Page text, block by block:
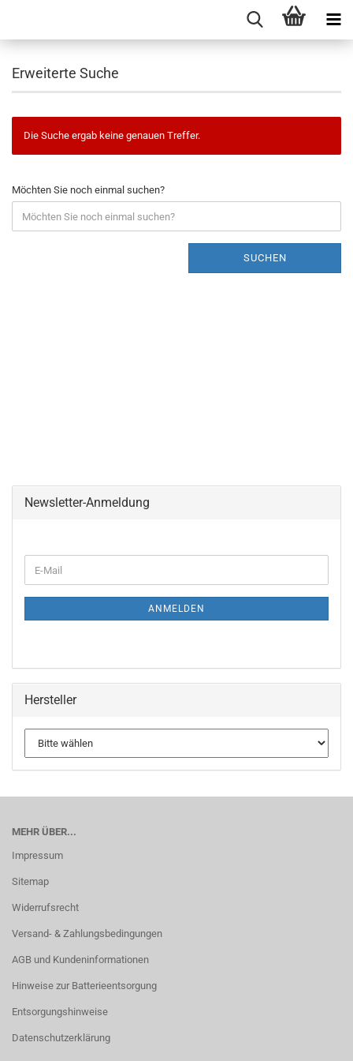
Erweiterte Suche
Die Suche ergab keine genauen Treffer.
Möchten Sie noch einmal suchen?
SUCHEN
Newsletter-Anmeldung
ANMELDEN
Hersteller
MEHR ÜBER...
Impressum
Sitemap
Widerrufsrecht
Versand- & Zahlungsbedingungen
AGB und Kundeninformationen
Hinweise zur Batterieentsorgung
Entsorgungshinweise
Datenschutzerklärung